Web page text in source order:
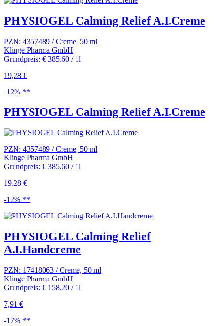
PHYSIOGEL Calming Relief A.I.Creme
PZN: 4357489 / Creme, 50 ml
Klinge Pharma GmbH
Grundpreis: € 385,60 / 1l
19,28 €
-12% **
PHYSIOGEL Calming Relief A.I.Creme
PZN: 4357489 / Creme, 50 ml
Klinge Pharma GmbH
Grundpreis: € 385,60 / 1l
19,28 €
-12% **
PHYSIOGEL Calming Relief
A.I.Handcreme
PZN: 17418063 / Creme, 50 ml
Klinge Pharma GmbH
Grundpreis: € 158,20 / 1l
7,91 €
-17% **